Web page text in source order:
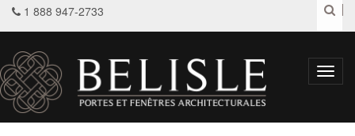
1 888 947-2733